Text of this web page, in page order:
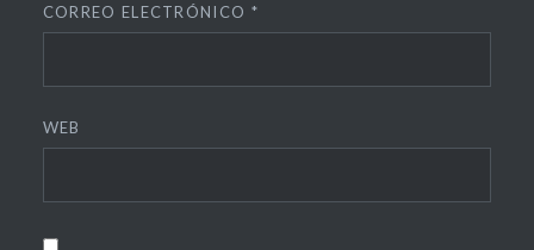
CORREO ELECTRÓNICO *
WEB